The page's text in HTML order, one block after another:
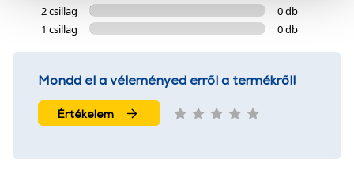
szolgáltatásaink biztosításához szükségesek. Az oldal
használatával Ön elfogadja a cookie-k használatát.
További információk:ÁSZFésAdatvédelem
2 csillag
0 db
1 csillag
0 db
Mondd el a véleményed erről a termékről!
Értékelem